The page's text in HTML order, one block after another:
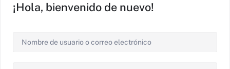
¡Hola, bienvenido de nuevo!